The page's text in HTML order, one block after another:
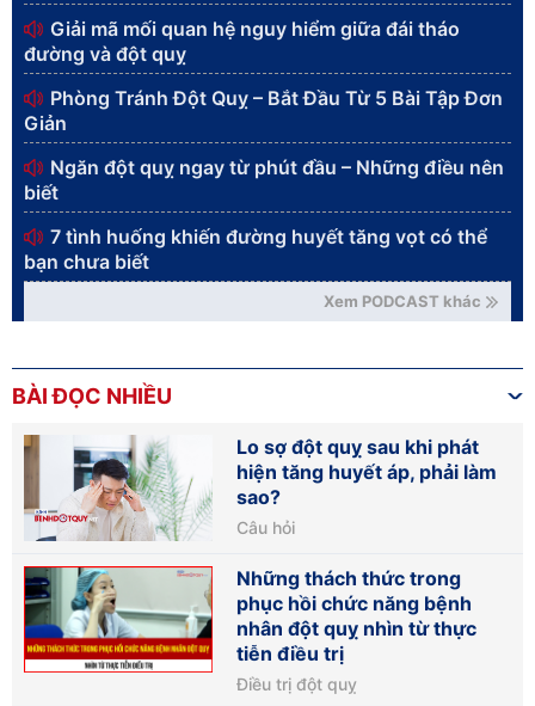
Giải mã mối quan hệ nguy hiểm giữa đái tháo
đường và đột quỵ
Phòng Tránh Đột Quỵ – Bắt Đầu Từ 5 Bài Tập Đơn
Giản
Ngăn đột quỵ ngay từ phút đầu – Những điều nên
biết
7 tình huống khiến đường huyết tăng vọt có thể
bạn chưa biết
Xem PODCAST khác
BÀI ĐỌC NHIỀU
Lo sợ đột quỵ sau khi phát
hiện tăng huyết áp, phải làm
sao?
Câu hỏi
Những thách thức trong
phục hồi chức năng bệnh
nhân đột quỵ nhìn từ thực
tiễn điều trị
Điều trị đột quỵ